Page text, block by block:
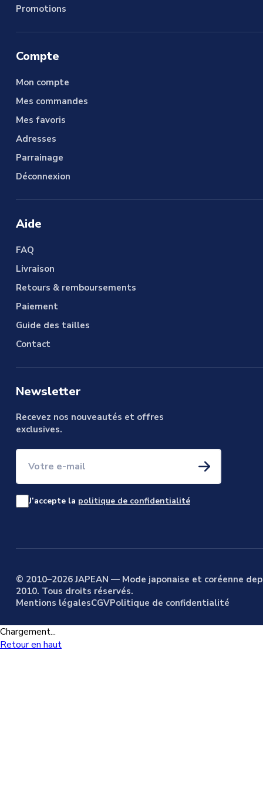
Promotions
Compte
Mon compte
Mes commandes
Mes favoris
Adresses
Parrainage
Déconnexion
Aide
FAQ
Livraison
Retours & remboursements
Paiement
Guide des tailles
Contact
Newsletter
Recevez nos nouveautés et offres
exclusives.
J’accepte la politique de confidentialité
© 2010–2026 JAPEAN — Mode japonaise et coréenne
2010. Tous droits réservés.
Mentions légalesCGVPolitique de confidentialité
Chargement...
Retour en haut